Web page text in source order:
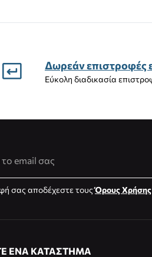
Δωρεάν επιστροφές
Εύκολη διαδικασία
σας αποδέχεστε τουςΌρους Χρήσης
ΕΝΑ ΚΑΤΑΣΤΗΜΑ